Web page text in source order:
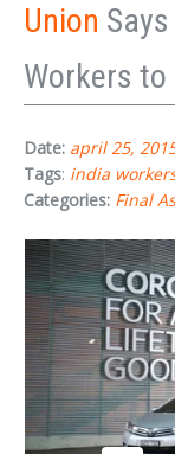
Union
Workers to
Date: april 25,
Tags: india
Categories: Final